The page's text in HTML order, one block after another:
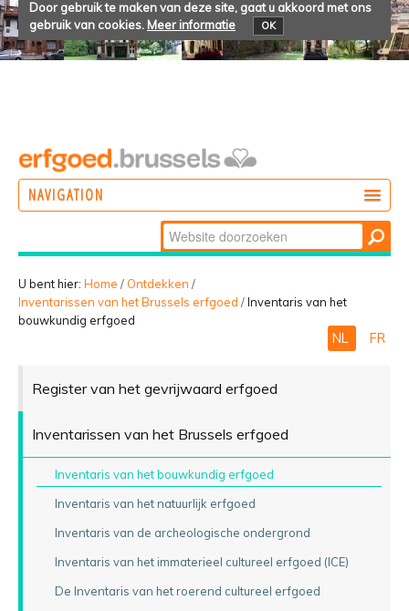
Door gebruik te maken van deze site, gaat u akkoord met ons
gebruik van cookies. Meer informatie OK
NAVIGATION
BELEVEN
Zoek
Geavanceerd
zoeken...
U bent hier: Home / Ontdekken /
Inventarissen van het Brussels erfgoed /Inventaris van het
bouwkundig erfgoed
NL FR
Register van het gevrijwaard erfgoed
Inventarissen van het Brussels erfgoed
Inventaris van het bouwkundig erfgoed
Inventaris van het natuurlijk erfgoed
Inventaris van de archeologische ondergrond
Inventaris van het immaterieel cultureel erfgoed (ICE)
De Inventaris van het roerend cultureel erfgoed